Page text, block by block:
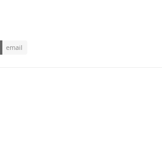
email